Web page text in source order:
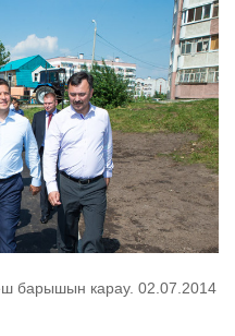
барышын карау. 02.07.2014